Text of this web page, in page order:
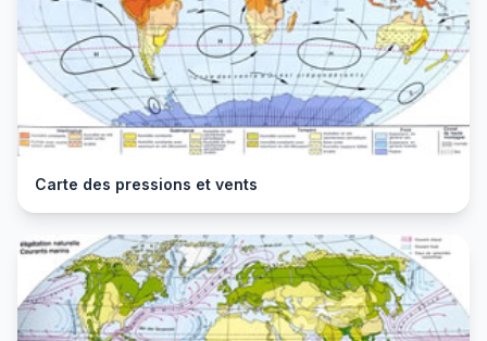
Carte des pressions et vents